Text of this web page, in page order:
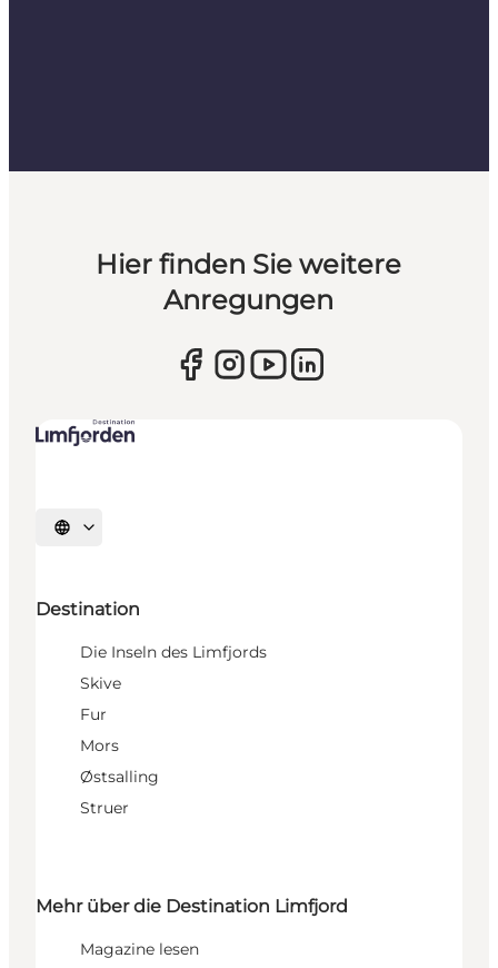
Hier finden Sie weitere
Anregungen
Sprache auswählen
Destination
Die Inseln des Limfjords
Skive
Fur
Mors
Østsalling
Struer
Mehr über die Destination Limfjord
Magazine lesen